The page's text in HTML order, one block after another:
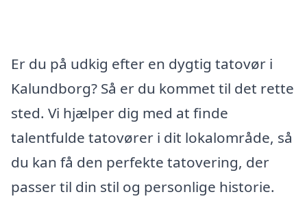
Er du på udkig efter en dygtig tatovør i
Kalundborg? Så er du kommet til det rette
sted. Vi hjælper dig med at finde
talentfulde tatovører i dit lokalområde, så
du kan få den perfekte tatovering, der
passer til din stil og personlige historie.